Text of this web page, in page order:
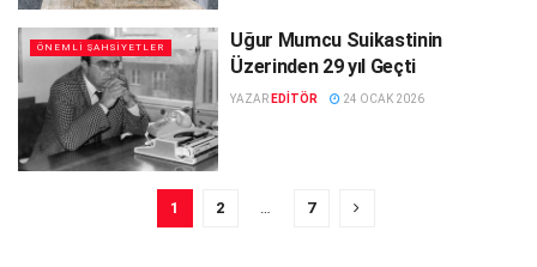
ÖNEMLI ŞAHSIYETLER
Uğur Mumcu Suikastinin
Üzerinden 29 yıl Geçti
YAZAR EDITÖR 24 OCAK 2026
1 2 7